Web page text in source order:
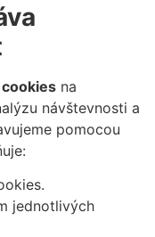
cookies na
návštevnosti a
pomocou
jednotlivých